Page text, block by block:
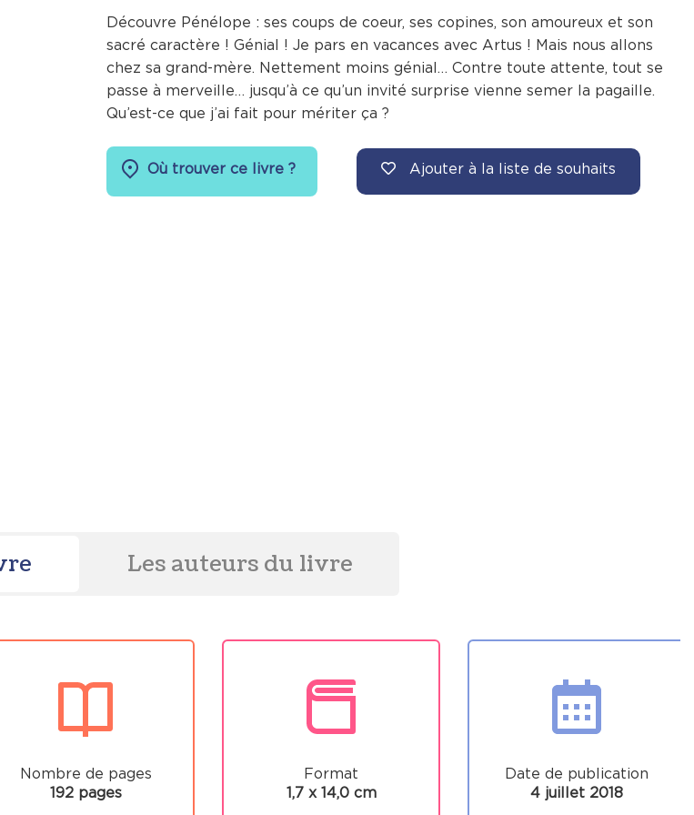
Découvre Pénélope : ses coups de coeur, ses copines, son amoureux et son
sacré caractère ! Génial ! Je pars en vacances avec Artus ! Mais nous allons
chez sa grand-mère. Nettement moins génial… Contre toute attente, tout se
passe à merveille… jusqu’à ce qu’un invité surprise vienne semer la pagaille.
Qu’est-ce que j’ai fait pour mériter ça ?
Où trouver ce livre ? Ajouter à la liste de souhaits
Les auteurs du livre
Nombre de pages
192 pages
Format
1,7 x 14,0 cm
Date de publication
4 juillet 2018